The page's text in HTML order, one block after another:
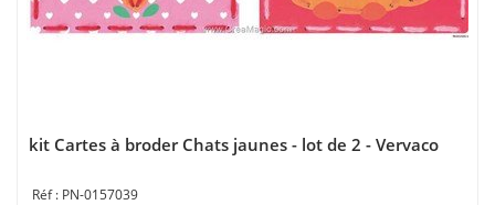
kit Cartes à broder Chats jaunes - lot de 2 - Vervaco
PN-0157039